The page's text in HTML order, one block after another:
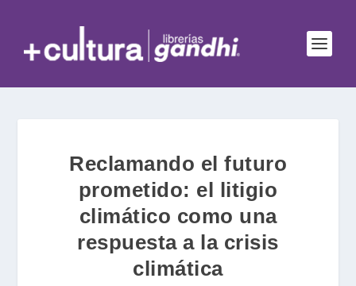
Reclamando el futuro
prometido: el litigio
climático como una
respuesta a la crisis
climática